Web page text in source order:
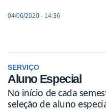
04/06/2020 - 14:36
SERVIÇO
Aluno Especial
No início de cada
seleção de aluno